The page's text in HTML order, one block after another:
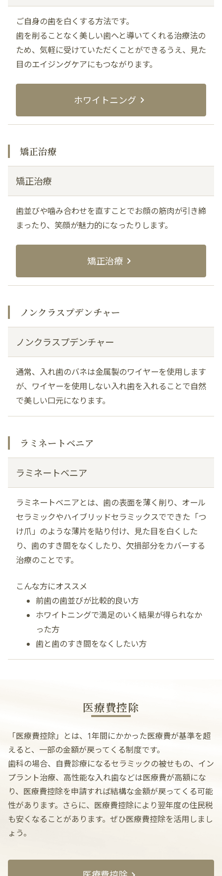
ご自身の歯を白くする方法です。
歯を削ることなく美しい歯へと導いてくれる治療法の
ため、気軽に受けていただくことができるうえ、見た
目のエイジングケアにもつながります。
ホワイトニング
矯正治療
矯正治療
歯並びや噛み合わせを直すことでお顔の筋肉が引き締
まったり、笑顔が魅力的になったりします。
矯正治療
ノンクラスプデンチャー
ノンクラスプデンチャー
通常、入れ歯のバネは金属製のワイヤーを使用します
が、ワイヤーを使用しない入れ歯を入れることで自然
で美しい口元になります。
ラミネートベニア
ラミネートベニア
ラミネートベニアとは、歯の表面を薄く削り、オール
セラミックやハイブリッドセラミックスでできた「つ
け爪」のような薄片を貼り付け、見た目を白くした
り、歯のすき間をなくしたり、欠損部分をカバーする
治療のことです。
こんな方にオススメ
前歯の歯並びが比較的良い方
ホワイトニングで満足のいく結果が得られなか
った方
歯と歯のすき間をなくしたい方
医療費控除
「医療費控除」とは、1年間にかかった医療費が基準を超
えると、一部の金額が戻ってくる制度です。
歯科の場合、自費診療になるセラミックの被せもの、イン
プラント治療、高性能な入れ歯などは医療費が高額にな
り、医療費控除を申請すれば結構な金額が戻ってくる可能
性があります。さらに、医療費控除により翌年度の住民税
も安くなることがあります。ぜひ医療費控除を活用しまし
ょう。